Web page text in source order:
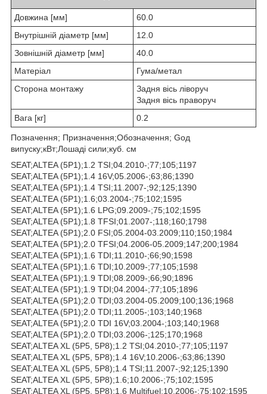
Довжина [мм]
60.0
Внутрішній діаметр [мм]
12.0
Зовнішній діаметр [мм]
40.0
Матеріал
Гума/метал
Сторона монтажу
Задня вісь ліворуч
Задня вісь праворуч
Вага [кг]
0.2
Позначення; Призначення;Обозначення; Goд
випуску;кВт;Лошаді сили;куб. см
SEAT;ALTEA (5P1);1.2 TSI;04.2010-;77;105;1197
SEAT;ALTEA (5P1);1.4 16V;05.2006-;63;86;1390
SEAT;ALTEA (5P1);1.4 TSI;11.2007-;92;125;1390
SEAT;ALTEA (5P1);1.6;03.2004-;75;102;1595
SEAT;ALTEA (5P1);1.6 LPG;09.2009-;75;102;1595
SEAT;ALTEA (5P1);1.8 TFSI;01.2007-;118;160;1798
SEAT;ALTEA (5P1);2.0 FSI;05.2004-03.2009;110;150;1984
SEAT;ALTEA (5P1);2.0 TFSI;04.2006-05.2009;147;200;1984
SEAT;ALTEA (5P1);1.6 TDI;11.2010-;66;90;1598
SEAT;ALTEA (5P1);1.6 TDI;10.2009-;77;105;1598
SEAT;ALTEA (5P1);1.9 TDI;08.2009-;66;90;1896
SEAT;ALTEA (5P1);1.9 TDI;04.2004-;77;105;1896
SEAT;ALTEA (5P1);2.0 TDI;03.2004-05.2009;100;136;1968
SEAT;ALTEA (5P1);2.0 TDI;11.2005-;103;140;1968
SEAT;ALTEA (5P1);2.0 TDI 16V;03.2004-;103;140;1968
SEAT;ALTEA (5P1);2.0 TDI;03.2006-;125;170;1968
SEAT;ALTEA XL (5P5, 5P8);1.2 TSI;04.2010-;77;105;1197
SEAT;ALTEA XL (5P5, 5P8);1.4 16V;10.2006-;63;86;1390
SEAT;ALTEA XL (5P5, 5P8);1.4 TSI;11.2007-;92;125;1390
SEAT;ALTEA XL (5P5, 5P8);1.6;10.2006-;75;102;1595
SEAT;ALTEA XL (5P5, 5P8);1.6 Multifuel;10.2006-;75;102;1595